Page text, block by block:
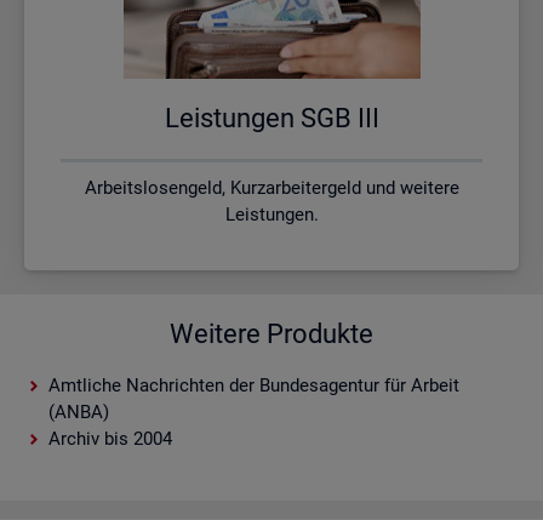
Leis­tun­gen SGB III
Arbeitslosengeld, Kurzarbeitergeld und weitere
Leistungen.
Weitere Produkte
Amtliche Nachrichten der Bundesagentur für Arbeit
(ANBA)
Archiv bis 2004